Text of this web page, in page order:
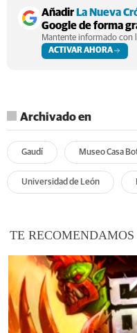
AñadirLa Nueva
Google de forma
Mantente informado con
ACTIVAR AHORA
Archivado en
Gaudí Museo Casa
Universidad de León
TE RECOMENDAMOS